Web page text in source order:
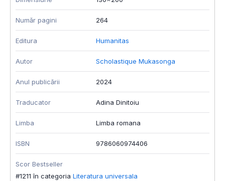
Număr pagini 264
Editura Humanitas
Autor Scholastique Mukasonga
Anul publicării 2024
Traducator Adina Dinitoiu
Limba Limba romana
ISBN 9786060974406
Scor Bestseller
#1211 în categoria Literatura universala